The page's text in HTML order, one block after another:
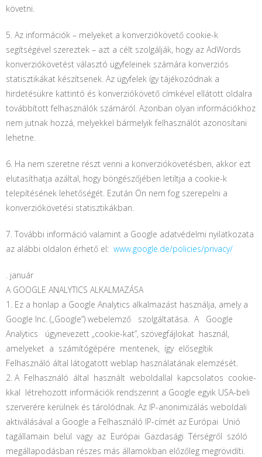
követni.
5. Az információk – melyeket a konverziókövető cookie-k
segítségével szereztek – azt a célt szolgálják, hogy az AdWords
konverziókövetést választó ügyfeleinek számára konverziós
statisztikákat készítsenek. Az ügyfelek így tájékozódnak a
hirdetésükre kattintó és konverziókövető címkével ellátott oldalra
továbbított felhasználók számáról. Azonban olyan információkhoz
nem jutnak hozzá, melyekkel bármelyik felhasználót azonosítani
lehetne.
6. Ha nem szeretne részt venni a konverziókövetésben, akkor ezt
elutasíthatja azáltal, hogy böngészőjében letiltja a cookie-k
telepítésének lehetőségét. Ezután Ön nem fog szerepelni a
konverziókövetési statisztikákban.
7. További információ valamint a Google adatvédelmi nyilatkozata
az alábbi oldalon érhető el: www.google.de/policies/privacy/
. január
A GOOGLE ANALYTICS ALKALMAZÁSA
1. Ez a honlap a Google Analytics alkalmazást használja, amely a
Google Inc. („Google”) webelemző szolgáltatása. A Google
Analytics úgynevezett „cookie-kat”, szövegfájlokat használ,
amelyeket a számítógépére mentenek, így elősegítik
Felhasználó által látogatott weblap használatának elemzését.
2. A Felhasználó által használt weboldallal kapcsolatos cookie-
kkal létrehozott információk rendszerint a Google egyik USA-beli
szerverére kerülnek és tárolódnak. Az IP-anonimizálás weboldali
aktiválásával a Google a Felhasználó IP-címét az Európai Unió
tagállamain belül vagy az Európai Gazdasági Térségről szóló
megállapodásban részes más államokban előzőleg megrövidíti.